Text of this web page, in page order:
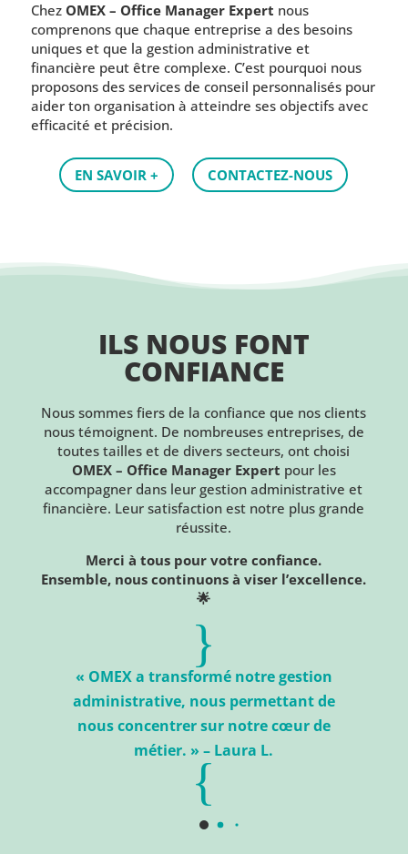
Chez OMEX – Office Manager Expert nous
comprenons que chaque entreprise a des besoins
uniques et que la gestion administrative et
financière peut être complexe. C’est pourquoi nous
proposons des services de conseil personnalisés pour
aider ton organisation à atteindre ses objectifs avec
efficacité et précision.
EN SAVOIR + CONTACTEZ-NOUS
ILS NOUS FONT
CONFIANCE
Nous sommes fiers de la confiance que nos clients
nous témoignent. De nombreuses entreprises, de
toutes tailles et de divers secteurs, ont choisi
OMEX – Office Manager Expert pour les
accompagner dans leur gestion administrative et
financière. Leur satisfaction est notre plus grande
réussite.
Merci à tous pour votre confiance.
Ensemble, nous continuons à viser l’excellence.
🌟
{
« OMEX a transformé notre gestion
administrative, nous permettant de
nous concentrer sur notre cœur de
métier. » – Laura L.
{